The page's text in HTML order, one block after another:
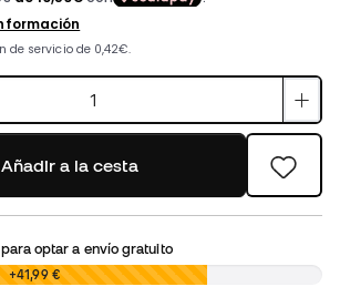
Añadir a la cesta
para optar a envío gratuito
+41,99 €